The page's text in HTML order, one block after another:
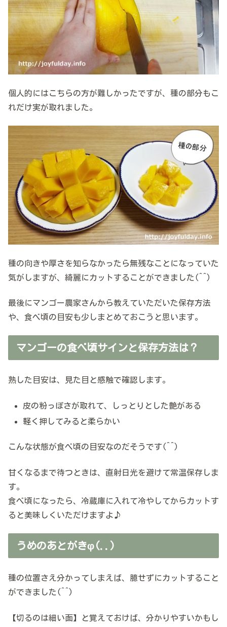
個人的にはこちらの方が難しかったですが、種の部分もこ
れだけ実が取れました。
種の向きや厚さを知らなかったら無残なことになっていた
気がしますが、綺麗にカットすることができました(^^)
最後にマンゴー農家さんから教えていただいた保存方法
や、食べ頃の目安も少しまとめておこうと思います。
マンゴーの食べ頃サインと保存方法は？
熟した目安は、見た目と感触で確認します。
皮の粉っぽさが取れて、しっとりとした艶がある
軽く押してみると柔らかい
こんな状態が食べ頃の目安なのだそうです(^^)
甘くなるまで待つときは、直射日光を避けて常温保存しま
す。
食べ頃になったら、冷蔵庫に入れて冷やしてからカットす
ると美味しくいただけますよ♪
うめのあとがきφ(..)
種の位置さえ分かってしまえば、臆せずにカットすること
ができました(^^)
【切るのは細い面】と覚えておけば、分かりやすいかもし